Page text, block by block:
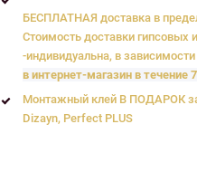
БЕСПЛАТНАЯ доставка в
Стоимость доставки гипсовых
-индивидуальна, в
в интернет-магазин в течение
Монтажный клей В ПОДАРОК
Dizayn, Perfect PLUS